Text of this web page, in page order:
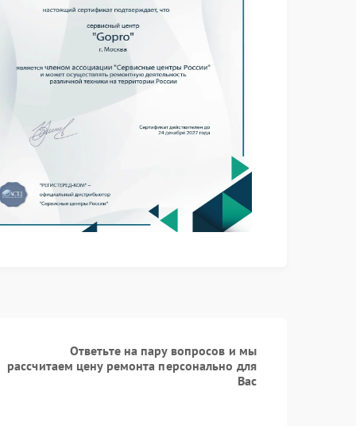
Ответьте на пару вопросов и мы
рассчитаем цену ремонта персонально для
Вас